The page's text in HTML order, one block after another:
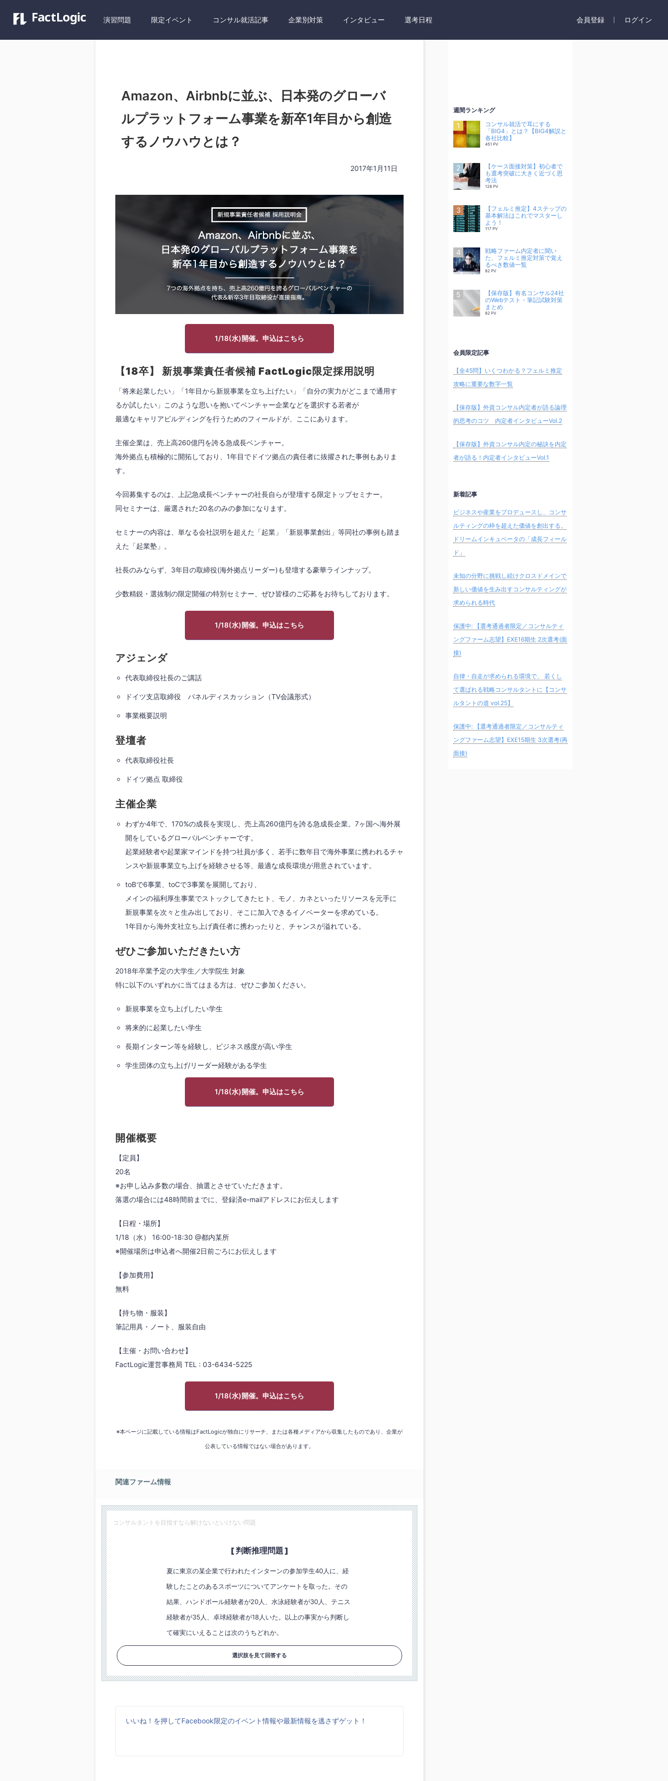
演習問題 限定イベント コンサル就活記事 企業別対策 インタビュー 選考日程 会員登録 ログイン
Amazon、Airbnbに並ぶ、日本発のグローバ
ルプラットフォーム事業を新卒1年目から創造
するノウハウとは？
2017年1月11日
1/18(水)開催。申込はこちら
【18卒】 新規事業責任者候補 FactLogic限定採用説明
「将来起業したい」「1年目から新規事業を立ち上げたい」「自分の実力がどこまで通用す
るか試したい」このような思いを抱いてベンチャー企業などを選択する若者が
最適なキャリアビルディングを行うためのフィールドが、ここにあります。
主催企業は、売上高260億円を誇る急成長ベンチャー。
海外拠点も積極的に開拓しており、1年目でドイツ拠点の責任者に抜擢された事例もありま
す。
今回募集するのは、上記急成長ベンチャーの社長自らが登壇する限定トップセミナー。
同セミナーは、厳選された20名のみの参加になります。
セミナーの内容は、単なる会社説明を超えた「起業」「新規事業創出」等同社の事例も踏ま
えた「起業塾」。
社長のみならず、3年目の取締役(海外拠点リーダー)も登壇する豪華ラインナップ。
少数精鋭・選抜制の限定開催の特別セミナー、ぜひ皆様のご応募をお待ちしております。
1/18(水)開催。申込はこちら
アジェンダ
代表取締役社長のご講話
ドイツ支店取締役 パネルディスカッション（TV会議形式）
事業概要説明
登壇者
代表取締役社長
ドイツ拠点 取締役
主催企業
わずか4年で、170%の成長を実現し、売上高260億円を誇る急成長企業。7ヶ国へ海外展
開をしているグローバルベンチャーです。
起業経験者や起業家マインドを持つ社員が多く、若手に数年目で海外事業に携われるチャ
ンスや新規事業立ち上げを経験させる等、最適な成長環境が用意されています。
toBで6事業、toCで3事業を展開しており、
メインの福利厚生事業でストックしてきたヒト、モノ、カネといったリソースを元手に
新規事業を次々と生み出しており、そこに加入できるイノベーターを求めている。
1年目から海外支社立ち上げ責任者に携わったりと、チャンスが溢れている。
ぜひご参加いただきたい方
2018年卒業予定の大学生／大学院生 対象
特に以下のいずれかに当てはまる方は、ぜひご参加ください。
新規事業を立ち上げしたい学生
将来的に起業したい学生
長期インターン等を経験し、ビジネス感度が高い学生
学生団体の立ち上げ/リーダー経験がある学生
1/18(水)開催。申込はこちら
開催概要
【定員】
20名
※お申し込み多数の場合、抽選とさせていただきます。
落選の場合には48時間前までに、登録済e-mailアドレスにお伝えします
【日程・場所】
1/18（水） 16:00-18:30 @都内某所
※開催場所は申込者へ開催2日前ごろにお伝えします
【参加費用】
無料
【持ち物・服装】
筆記用具・ノート、服装自由
【主催・お問い合わせ】
FactLogic運営事務局 TEL : 03-6434-5225
1/18(水)開催。申込はこちら
※本ページに記載している情報はFactLogicが独自にリサーチ、または各種メディアから収集したものであり、企業が
公表している情報ではない場合があります。
関連ファーム情報
コンサルタントを目指すなら解けないといけない問題
[ 判断推理問題 ]
夏に東京の某企業で行われたインターンの参加学生40人に、経
験したことのあるスポーツについてアンケートを取った。その
結果、ハンドボール経験者が20人、水泳経験者が30人、テニス
経験者が35人、卓球経験者が18人いた。以上の事実から判断し
て確実にいえることは次のうちどれか。
選択肢を見て回答する
いいね！を押してFacebook限定のイベント情報や最新情報を逃さずゲット！
週間ランキング
コンサル就活で耳にする
「BIG4」とは？【BIG4解説と
各社比較】
451 PV
【ケース面接対策】初心者で
も選考突破に大きく近づく思
考法
128 PV
【フェルミ推定】4ステップの
基本解法はこれでマスターし
よう！
117 PV
戦略ファーム内定者に聞い
た、フェルミ推定対策で覚え
るべき数値一覧
82 PV
【保存版】有名コンサル24社
のWebテスト・筆記試験対策
まとめ
62 PV
会員限定記事
【全45問】いくつわかる？フェルミ推定
攻略に重要な数字一覧
【保存版】外資コンサル内定者が語る論理
的思考のコツ 内定者インタビューVol.2
【保存版】外資コンサル内定の秘訣を内定
者が語る！内定者インタビューVol.1
新着記事
ビジネスや産業をプロデュースし、コンサ
ルティングの枠を超えた価値を創出する。
ドリームインキュベータの「成長フィール
ド」
未知の分野に挑戦し続けクロスドメインで
新しい価値を生み出すコンサルティングが
求められる時代
保護中: 【選考通過者限定／コンサルティ
ングファーム志望】EXE16期生 2次選考(面
接)
自律・自走が求められる環境で、 若くし
て選ばれる戦略コンサルタントに【コンサ
ルタントの道 vol.25】
保護中: 【選考通過者限定／コンサルティ
ングファーム志望】EXE15期生 3次選考(再
面接)